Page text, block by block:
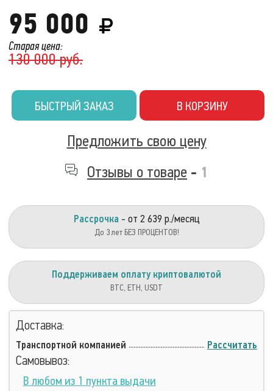
Старая цена:
130 000 руб.
95 000
БЫСТРЫЙ ЗАКАЗ В КОРЗИНУ
Предложить свою цену
Отзывы о товаре - 1
Рассрочка - от 2 639 р./месяц
До 3 лет БЕЗ ПРОЦЕНТОВ!
Поддерживаем оплату криптовалютой
BTC, ETH, USDT
Доставка:
Транспортной компанией Рассчитать
Самовывоз:
В любом из 1 пункта выдачи